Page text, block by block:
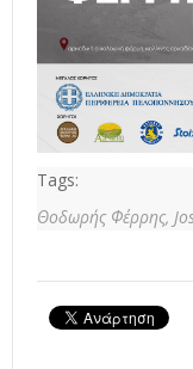
Tags:
Θοδωρής Φέρρης,